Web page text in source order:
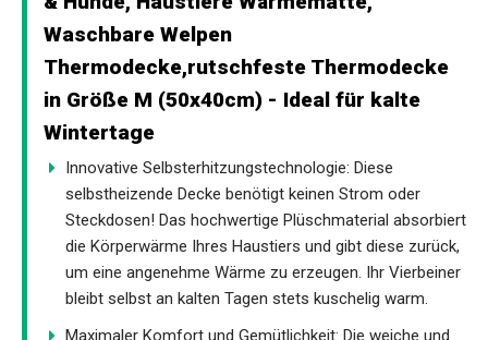
Waschbare Welpen
Thermodecke,rutschfeste Thermodecke
in Größe M (50x40cm) - Ideal für kalte
Wintertage
Innovative Selbsterhitzungstechnologie: Diese
selbstheizende Decke benötigt keinen Strom oder
Steckdosen! Das hochwertige Plüschmaterial absorbiert
die Körperwärme Ihres Haustiers und gibt diese zurück,
um eine angenehme Wärme zu erzeugen. Ihr Vierbeiner
bleibt selbst an kalten Tagen stets kuschelig warm.
Maximaler Komfort und Gemütlichkeit: Die weiche und